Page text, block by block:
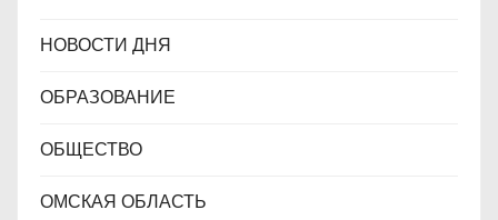
НОВОСТИ ДНЯ
ОБРАЗОВАНИЕ
ОБЩЕСТВО
ОМСКАЯ ОБЛАСТЬ